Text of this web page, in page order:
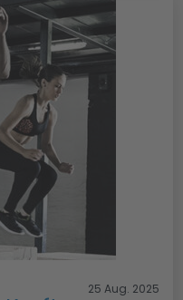
25 Aug. 2025